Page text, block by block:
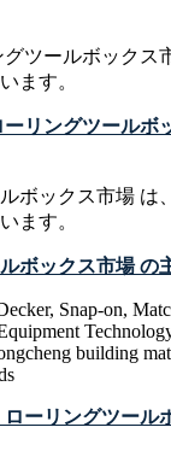
ツールボックス
ます。
ーリングツール
ボックス市場 は
ます。
ボックス市場 の
Snap-on,
building
ローリングツー